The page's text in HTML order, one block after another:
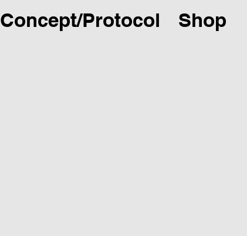
Concept/Protocol Shop